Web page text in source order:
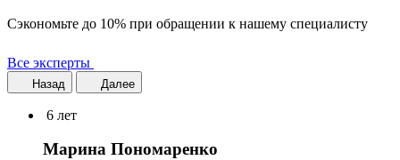
Сэкономьте до 10% при обращении к нашему специалисту
Все эксперты
Назад Далее
6 лет
Марина Пономаренко